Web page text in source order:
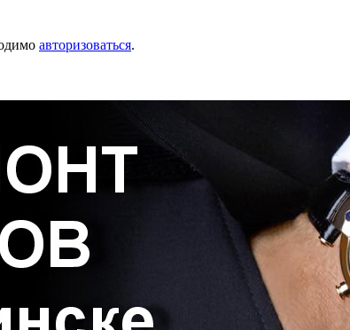
авторизоваться.